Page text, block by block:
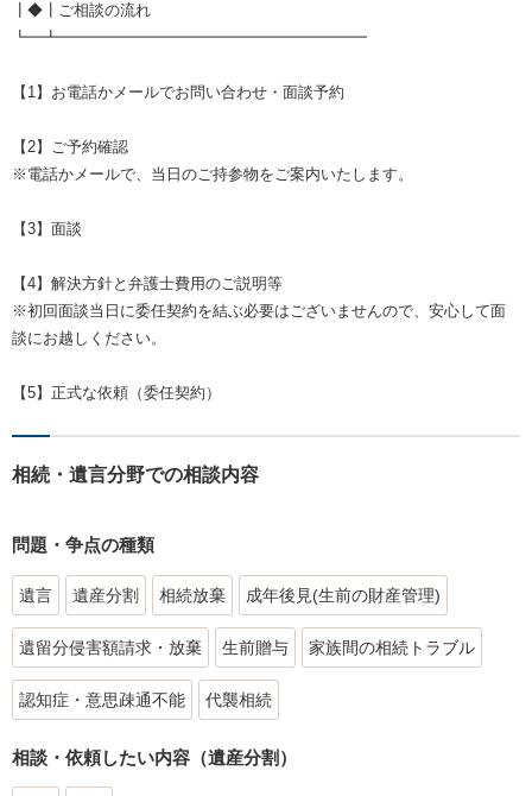
┃◆┃ご相談の流れ
┗━┻━━━━━━━━━━━━━━━━━━━━
【1】お電話かメールでお問い合わせ・面談予約
【2】ご予約確認
※電話かメールで、当日のご持参物をご案内いたします。
【3】面談
【4】解決方針と弁護士費用のご説明等
※初回面談当日に委任契約を結ぶ必要はございませんので、安心して面
談にお越しください。
【5】正式な依頼（委任契約）
相続・遺言分野での相談内容
問題・争点の種類
遺言 遺産分割 相続放棄 成年後見(生前の財産管理)
遺留分侵害額請求・放棄 生前贈与 家族間の相続トラブル
認知症・意思疎通不能 代襲相続
相談・依頼したい内容（遺産分割）